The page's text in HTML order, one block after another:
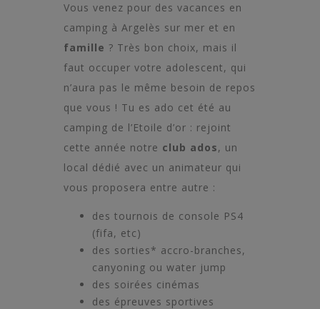
Vous venez pour des vacances en
camping à Argelès sur mer et en
famille ? Très bon choix, mais il
faut occuper votre adolescent, qui
n’aura pas le même besoin de repos
que vous ! Tu es ado cet été au
camping de l’Etoile d’or : rejoint
cette année notre club ados, un
local dédié avec un animateur qui
vous proposera entre autre :
des tournois de console PS4
(fifa, etc)
des sorties* accro-branches,
canyoning ou water jump
des soirées cinémas
des épreuves sportives